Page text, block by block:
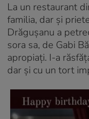
La un restaurant
familia, dar și
Drăgușanu a
sora sa, de Gabi
apropiați. I-a
dar și cu un tort